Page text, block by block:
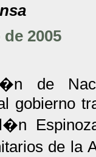
2005
de
gobierno
de la